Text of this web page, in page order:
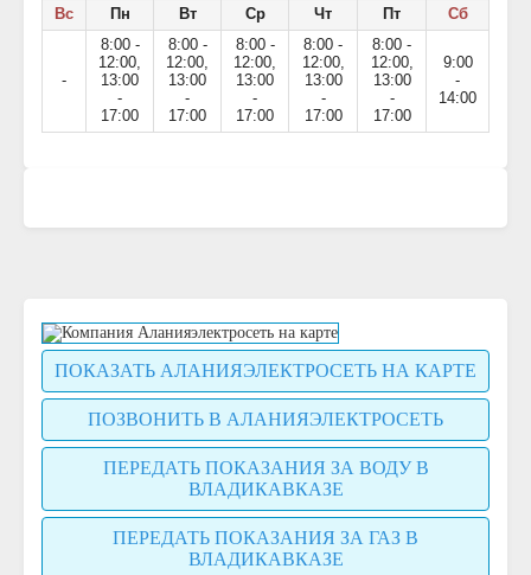
Вс Пн Вт Ср Чт Пт Сб
-
8:00 -
12:00,
13:00
-
17:00
8:00 -
12:00,
13:00
-
17:00
8:00 -
12:00,
13:00
-
17:00
8:00 -
12:00,
13:00
-
17:00
8:00 -
12:00,
13:00
-
17:00
9:00
-
14:00
ПОКАЗАТЬ АЛАНИЯЭЛЕКТРОСЕТЬ НА КАРТЕ
ПОЗВОНИТЬ В АЛАНИЯЭЛЕКТРОСЕТЬ
ПЕРЕДАТЬ ПОКАЗАНИЯ ЗА ВОДУ В
ВЛАДИКАВКАЗЕ
ПЕРЕДАТЬ ПОКАЗАНИЯ ЗА ГАЗ В
ВЛАДИКАВКАЗЕ